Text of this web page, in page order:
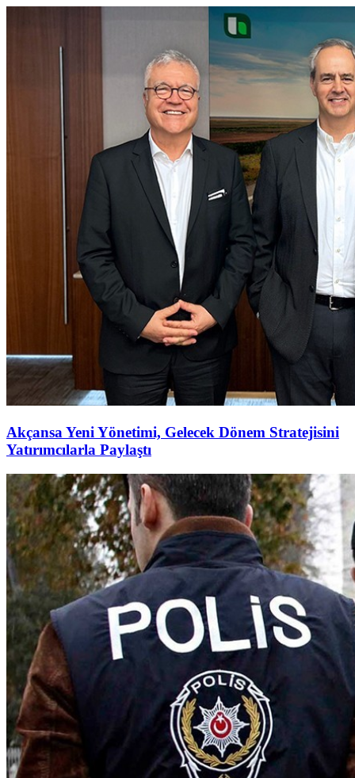
Akçansa Yeni Yönetimi, Gelecek Dönem Stratejisini
Yatırımcılarla Paylaştı